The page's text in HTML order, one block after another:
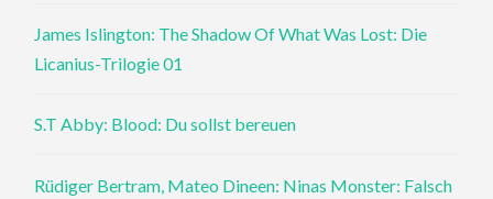
James Islington: The Shadow Of What Was Lost: Die
Licanius-Trilogie 01
S.T Abby: Blood: Du sollst bereuen
Rüdiger Bertram, Mateo Dineen: Ninas Monster: Falsch